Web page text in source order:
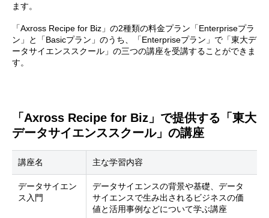
ます。
「Axross Recipe for Biz」の2種類の料金プラン「Enterpriseプラ
ン」と「Basicプラン」のうち、「Enterpriseプラン」で「東大デ
ータサイエンススクール」の三つの講座を受講することができま
す。
「Axross Recipe for Biz」で提供する「東大
データサイエンススクール」の講座
講座名 主な学習内容
データサイエン
ス入門
データサイエンスの背景や基礎、データ
サイエンスで生み出されるビジネスの価
値と活用事例などについて学ぶ講座